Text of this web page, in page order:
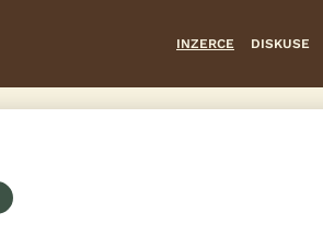
INZERCE DISKUSE